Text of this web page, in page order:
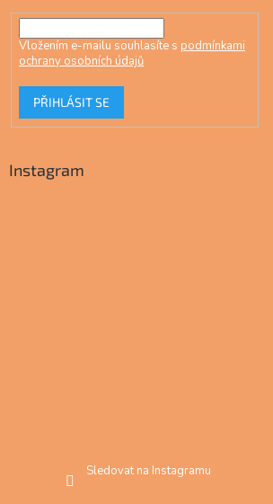
Vložením e-mailu souhlasíte s podmínkami
ochrany osobních údajů
PŘIHLÁSIT SE
Instagram
Sledovat na Instagramu